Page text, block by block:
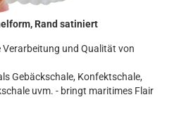
Rand satiniert
Verarbeitung und Qualität von
Gebäckschale, Konfektschale,
uvm. - bringt maritimes Flair